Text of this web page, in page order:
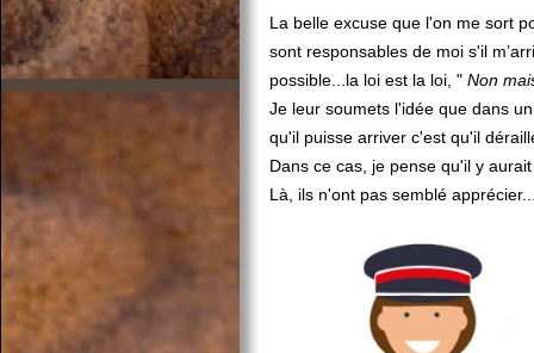
La belle excuse que l'on me sort
sont responsables de moi s'il
possible...la loi est la loi, " Non
Je leur soumets l'idée que dans
qu'il puisse arriver c'est qu'il
Dans ce cas, je pense qu'il y
Là, ils n'ont pas semblé